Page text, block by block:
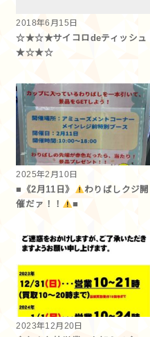
2018年6月15日
☆★☆★サイコロdeティッシュ
★☆★☆
2025年2月10日
■《2月11日》
わりばしクジ開
催だァ！！
■
2023年12月20日